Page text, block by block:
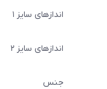
اندازهای سایز ۱
اندازهای سایز ۲
جنس